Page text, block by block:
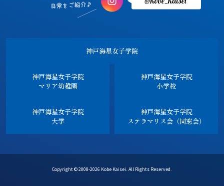
神戸海星女子学院
神戸海星女子学院
マリア幼稚園
神戸海星女子学院
小学校
神戸海星女子学院
大学
神戸海星女子学院
ステラマリス会（同窓会）
Copyright © 2008-2026 Kobe Kaisei. All Rights Reserved.